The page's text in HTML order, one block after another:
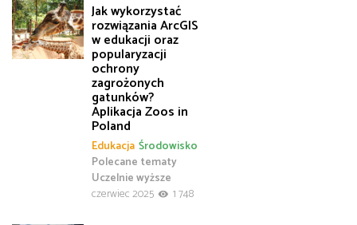
Jak wykorzystać
rozwiązania ArcGIS
w edukacji oraz
popularyzacji
ochrony
zagrożonych
gatunków?
Aplikacja Zoos in
Poland
Edukacja
Polecane tematy
Środowisko
Uczelnie wyższe
czerwiec 2025
1 748